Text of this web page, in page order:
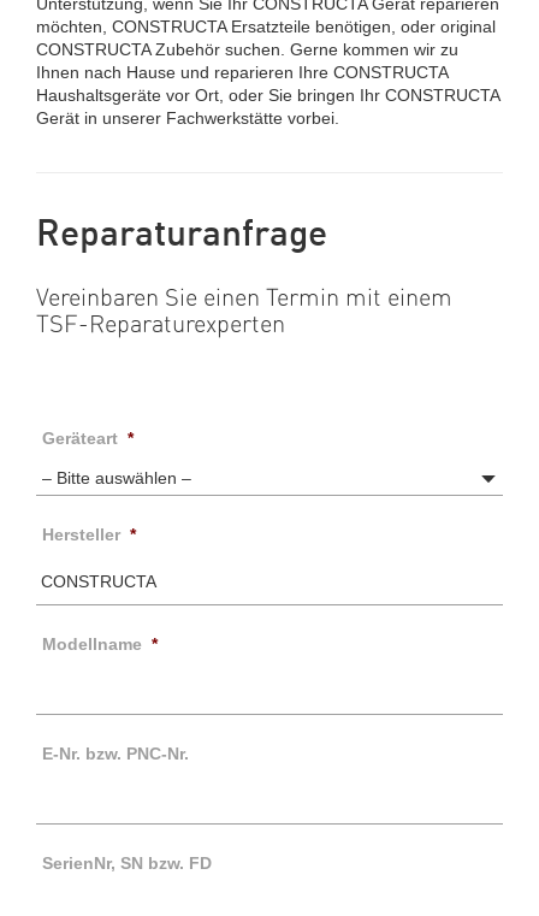
Unterstützung, wenn Sie Ihr CONSTRUCTA Gerät reparieren
möchten, CONSTRUCTA Ersatzteile benötigen, oder original
CONSTRUCTA Zubehör suchen. Gerne kommen wir zu
Ihnen nach Hause und reparieren Ihre CONSTRUCTA
Haushaltsgeräte vor Ort, oder Sie bringen Ihr CONSTRUCTA
Gerät in unserer Fachwerkstätte vorbei.
Reparaturanfrage
Vereinbaren Sie einen Termin mit einem
TSF-Reparaturexperten
Geräteart *
Hersteller *
Modellname *
E-Nr. bzw. PNC-Nr.
SerienNr, SN bzw. FD